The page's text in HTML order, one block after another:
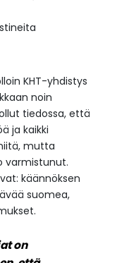
KHT-yhdistys
noin
tiedossa, että
ja kaikki
mutta
varmistunut.
käännöksen
suomea,
on